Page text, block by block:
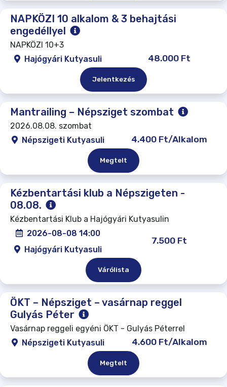
NAPKÖZI 10 alkalom & 3 behajtási
engedéllyel
NAPKÖZI 10+3
Hajógyári Kutyasuli
48.000 Ft
Jelentkezés
Mantrailing – Népsziget szombat
2026.08.08. szombat
Népszigeti Kutyasuli
4.400 Ft/Alkalom
Megtelt
Kézbentartási klub a Népszigeten -
08.08.
Kézbentartási Klub a Hajógyári Kutyasulin
2026-08-08 14:00
Hajógyári Kutyasuli
7.500 Ft
Várólista
ÖKT – Népsziget – vasárnap reggel
Gulyás Péter
Vasárnap reggeli egyéni ÖKT - Gulyás Péterrel
Népszigeti Kutyasuli
4.600 Ft/Alkalom
Megtelt